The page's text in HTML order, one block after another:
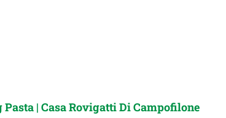
| Casa Rovigatti Di Campofilone